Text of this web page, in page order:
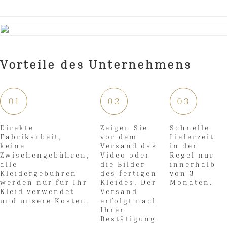
Vorteile des Unternehmens
01
Direkte
Fabrikarbeit,
keine
Zwischengebühren,
alle
Kleidergebühren
werden nur für Ihr
Kleid verwendet
und unsere Kosten.
02
Zeigen Sie
vor dem
Versand das
Video oder
die Bilder
des fertigen
Kleides. Der
Versand
erfolgt nach
Ihrer
Bestätigung.
03
Schnelle
Lieferzeit
in der
Regel nur
innerhalb
von 3
Monaten.